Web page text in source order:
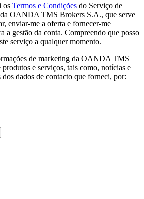
os Termos e Condições do Serviço de
OANDA TMS Brokers S.A., que serve
enviar-me a oferta e fornecer-me
a gestão da conta. Compreendo que posso
serviço a qualquer momento.
de marketing da OANDA TMS
e serviços, tais como, notícias e
dos dados de contacto que forneci, por: